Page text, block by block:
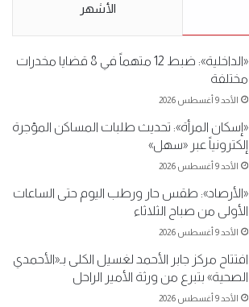
الأشهر
«الداخلية»: ضبط 12 متهماً في 8 قضايا مخدرات
مختلفة
الأحد 9 أغسطس 2026
«إسكان المرأة»: تحديث طلبات المساكن المؤجرة
إلكترونياً عبر «سهل»
الأحد 9 أغسطس 2026
«الأرصاد»: طقس حار ورطب اليوم حتى الساعات
الأولى من صباح الثلاثاء
الأحد 9 أغسطس 2026
افتتاح مركز جابر الأحمد لغسيل الكلى بـ«الأحمدي
الصحية» بتبرع من ورثة الأمير الراحل
الأحد 9 أغسطس 2026